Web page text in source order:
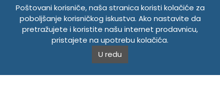
INFORMACIJE
Politika o kolačićima
Uslovi korištenja
Politika privatnosti
Poštovani korisniče, naša stranica koristi kolačiće za
poboljšanje korisničkog iskustva. Ako nastavite da
pretražujete i koristite našu internet prodavnicu,
pristajete na upotrebu kolačića.
U redu